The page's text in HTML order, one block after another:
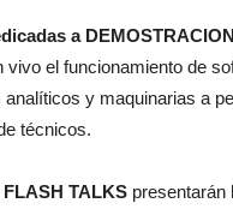
a
vivo el funcionamiento de
analíticos y maquinarias a
técnicos.
FLASH TALKS presentarán